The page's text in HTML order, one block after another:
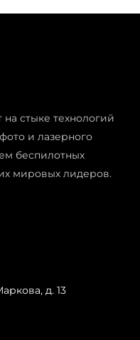
стыке технологий
и лазерного
беспилотных
мировых лидеров.
д. 13